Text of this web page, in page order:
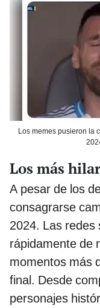
Los memes pusieron la
Los más
A pesar de los
consagrarse
2024. Las redes
rápidamente de
momentos más
final. Desde
personajes